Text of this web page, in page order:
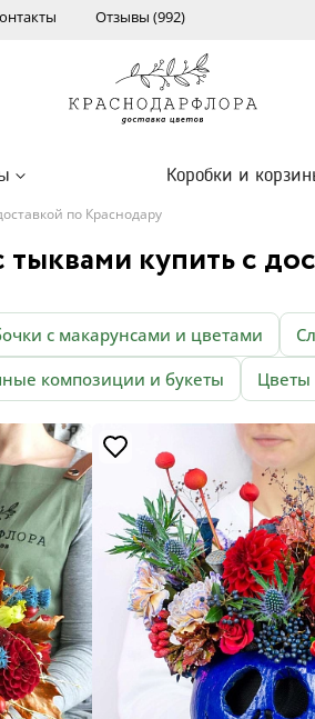
Отзывы (992)
Коробки и
по Краснодару
купить с
с макарунсами и цветами
композиции и букеты Цветы